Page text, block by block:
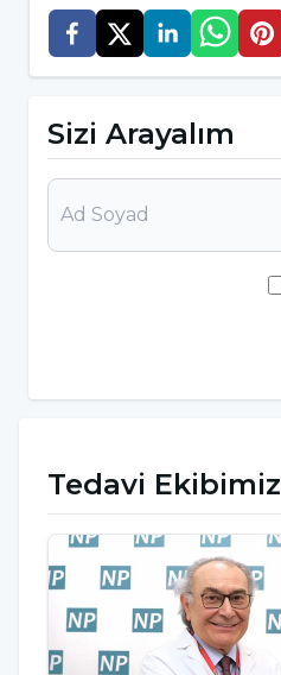
Modernizmin
Tarhan, “Şu anda Batı
Yalnızlık Bakanlığı
İngiliz evde yalnız
olarak çözüm üretmeye
rekabete soktu. İnsan
Herkes, herkesi
tarihinde egoların bu
ortaya çıkıyor” diye
Sizi Arayalım
Tedavi Ekibimiz